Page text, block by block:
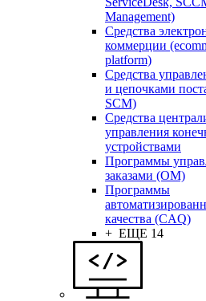
Management)
Средства
коммерции
platform)
Средства
и цепочками
SCM)
Средства
управления
устройствами
Программы
заказами (OM)
Программы
качества (CAQ)
+ ЕЩЕ 14